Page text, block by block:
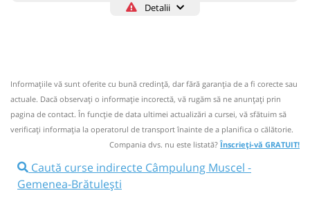
Detalii
Circulă doar luni, marți, miercuri, joi și vineri
Nu a circulat?Semnalați aici
NOU!Pune poze din călătoria ta⤣
11:45 Câmpulung Muscel Autogara Savas
Prodconstruct SRL
Informaţiile vă sunt oferite cu bună credinţă, dar fără garanţia de a fi corecte sau
actuale. Dacă observați o informaţie incorectă, vă rugăm să ne anunțați prin
pagina de contact. În funcție de data ultimei actualizări a cursei, vă sfătuim să
verificaţi informaţia la operatorul de transport înainte de a planifica o călătorie.
Compania dvs. nu este listată?Înscrieți-vă GRATUIT!
Caută curse indirecte Câmpulung Muscel -
Gemenea-Brătulești